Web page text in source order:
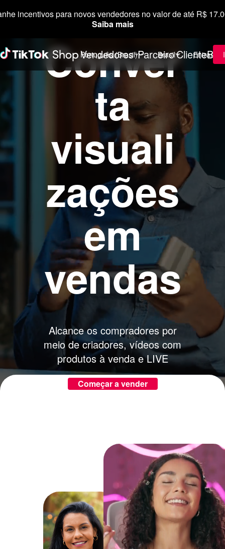
incentivos para novos vendedores no valor de até R$
Saiba mais
Vendedores ParceiroCliente
Português (Brasil) Brasil Entrar
Conver
ta
visuali
zações
em
vendas
Alcance os compradores por
meio de criadores, vídeos com
produtos à venda e LIVE
Começar a vender